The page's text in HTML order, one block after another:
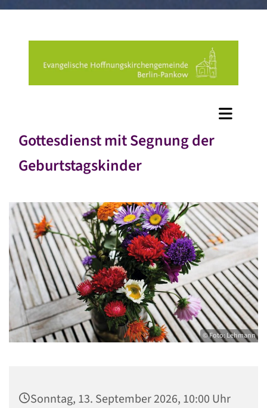
Gottesdienst mit Segnung der
Geburtstagskinder
© Foto: Lehmann
Sonntag, 13. September 2026, 10:00 Uhr